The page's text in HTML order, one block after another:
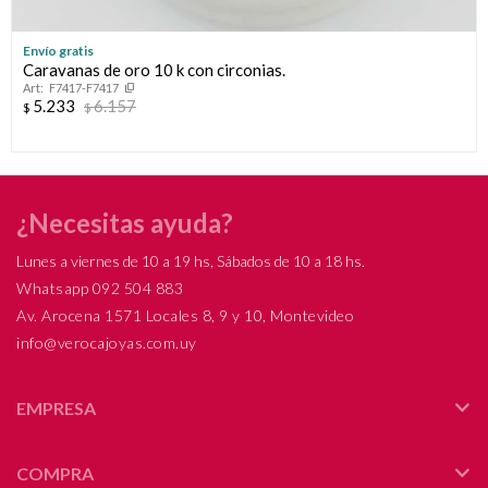
Envío gratis
Caravanas de oro 10 k con circonias.
F7417-F7417
$ 5.233 $6.157
¿Necesitas ayuda?
Lunes a viernes de 10 a 19 hs, Sábados de 10 a 18 hs.
Whatsapp 092 504 883
Av. Arocena 1571 Locales 8, 9 y 10, Montevideo
info@verocajoyas.com.uy
EMPRESA
COMPRA